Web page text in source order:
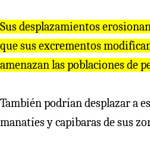
Sus desplazamientos
que sus excrementos
amenazan las poblaciones de
También podrían desplazar a
manatíes y capibaras de sus